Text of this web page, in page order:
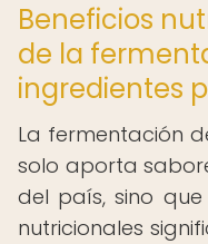
Beneficios
de la
ingredientes
La fermentación
solo aporta
del país, sino
nutricionales